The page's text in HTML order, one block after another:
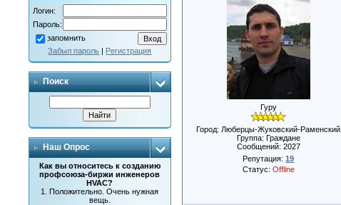
Логин:
Пароль:
запомнить
Забыл пароль | Регистрация
Поиск
Наш Опрос
Как вы относитесь к созданию
профсоюза-биржи инженеров
HVAC?
1.Положительно. Очень нужная
вещь.
Гуру
Город: Люберцы-Жуковский-Раменский
Группа: Граждане
Сообщений: 2027
Репутация:19
Статус: Offline